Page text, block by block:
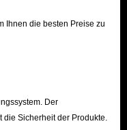
Ihnen die besten Preise zu
Der
Sicherheit der Produkte.